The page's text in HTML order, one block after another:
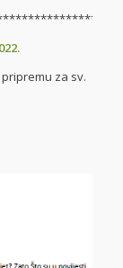
za sv.